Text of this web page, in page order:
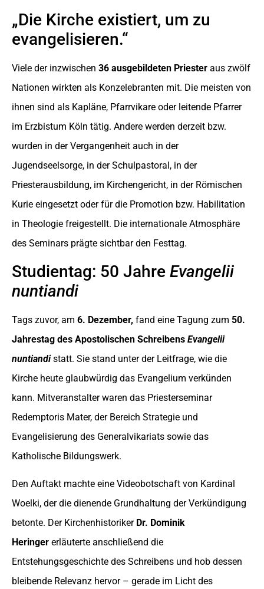
„Die Kirche existiert, um zu
evangelisieren.“
Viele der inzwischen 36 ausgebildeten Priester aus zwölf
Nationen wirkten als Konzelebranten mit. Die meisten von
ihnen sind als Kapläne, Pfarrvikare oder leitende Pfarrer
im Erzbistum Köln tätig. Andere werden derzeit bzw.
wurden in der Vergangenheit auch in der
Jugendseelsorge, in der Schulpastoral, in der
Priesterausbildung, im Kirchengericht, in der Römischen
Kurie eingesetzt oder für die Promotion bzw. Habilitation
in Theologie freigestellt. Die internationale Atmosphäre
des Seminars prägte sichtbar den Festtag.
Studientag: 50 Jahre Evangelii
nuntiandi
Tags zuvor, am 6. Dezember, fand eine Tagung zum 50.
Jahrestag des Apostolischen Schreibens Evangelii
nuntiandistatt. Sie stand unter der Leitfrage, wie die
Kirche heute glaubwürdig das Evangelium verkünden
kann. Mitveranstalter waren das Priesterseminar
Redemptoris Mater, der Bereich Strategie und
Evangelisierung des Generalvikariats sowie das
Katholische Bildungswerk.
Den Auftakt machte eine Videobotschaft von Kardinal
Woelki, der die dienende Grundhaltung der Verkündigung
betonte. Der KirchenhistorikerDr. Dominik
Heringer erläuterte anschließend die
Entstehungsgeschichte des Schreibens und hob dessen
bleibende Relevanz hervor – gerade im Licht des